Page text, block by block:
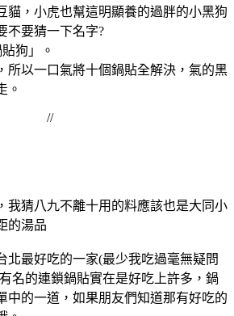
貓，小虎也幫這明顯養的過胖的小黑狗
不要猜一下名字?
狗」。
所以一口氣將十個鍋貼全解決，氣的黑
。
//
我猜八九不離十用的料應該也是大同小
的湯品
北最好吃的一家(最少我吃過毫無疑問
名的連鎖鍋貼實在是好吃上許多，鍋
中的一道，如果朋友們知道那有好吃的